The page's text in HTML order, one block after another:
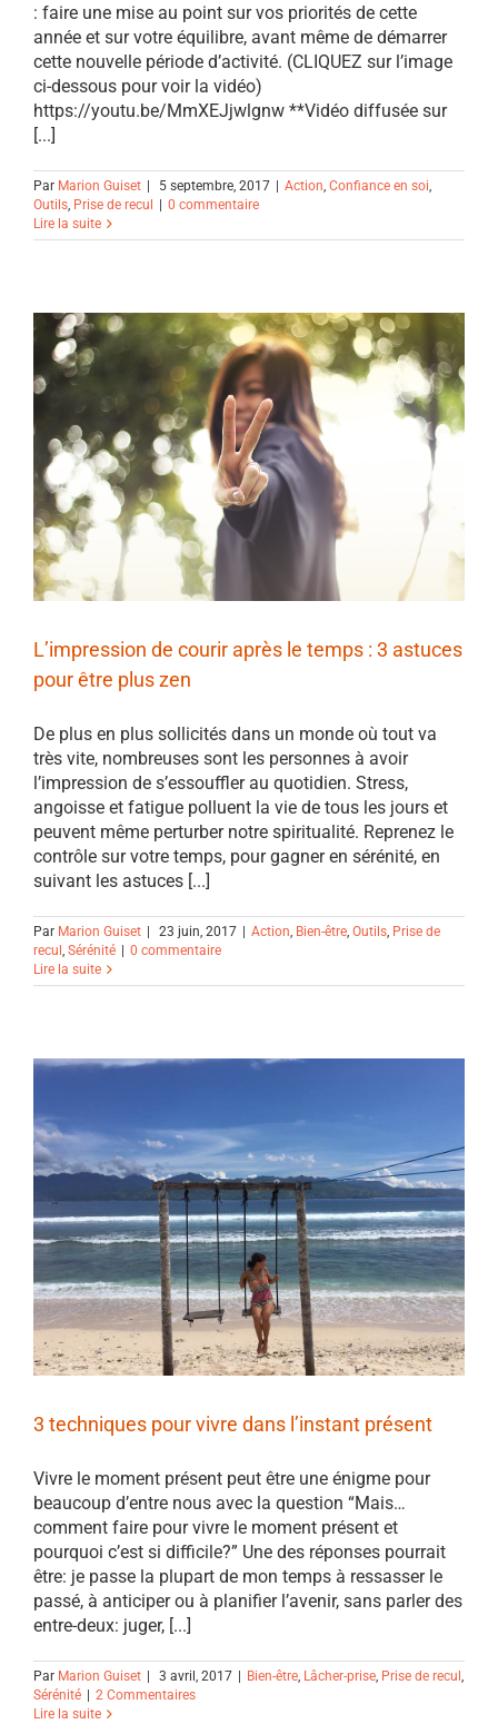
: faire une mise au point sur vos priorités de cette
année et sur votre équilibre, avant même de démarrer
cette nouvelle période d’activité. (CLIQUEZ sur l’image
ci-dessous pour voir la vidéo)
https://youtu.be/MmXEJjwlgnw **Vidéo diffusée sur
[...]
Par Marion Guiset | 5 septembre, 2017 | Action, Confiance en soi,
Outils, Prise de recul | 0 commentaire
Lire la suite
L’impression de courir après le temps : 3 astuces
pour être plus zen
De plus en plus sollicités dans un monde où tout va
très vite, nombreuses sont les personnes à avoir
l’impression de s’essouffler au quotidien. Stress,
angoisse et fatigue polluent la vie de tous les jours et
peuvent même perturber notre spiritualité. Reprenez le
contrôle sur votre temps, pour gagner en sérénité, en
suivant les astuces [...]
Par Marion Guiset | 23 juin, 2017 | Action Bien-être Outils Prise de
recul Sérénité | 0 commentaire
Lire la suite
3 techniques pour vivre dans l’instant présent
Vivre le moment présent peut être une énigme pour
beaucoup d’entre nous avec la question “Mais…
comment faire pour vivre le moment présent et
pourquoi c’est si difficile?” Une des réponses pourrait
être: je passe la plupart de mon temps à ressasser le
passé, à anticiper ou à planifier l’avenir, sans parler des
entre-deux: juger, [...]
Par Marion Guiset | 3 avril, 2017 | Bien-être, Lâcher-prise, Prise de recul,
Sérénité | 2 Commentaires
Lire la suite